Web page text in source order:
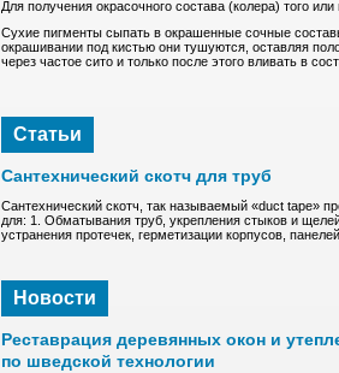
Для получения окрасочного состава (колера) того
Сухие пигменты сыпать в окрашенные сочные
окрашивании под кистью они тушуются, оставляя
через частое сито и только после этого вливать в
Статьи
Сантехнический скотч для труб
Сантехнический скотч, так называемый «duct tape»
для: 1. Обматывания труб, укрепления стыков и щелей
устранения протечек, герметизации корпусов,
Новости
Реставрация деревянных окон и
по шведской технологии